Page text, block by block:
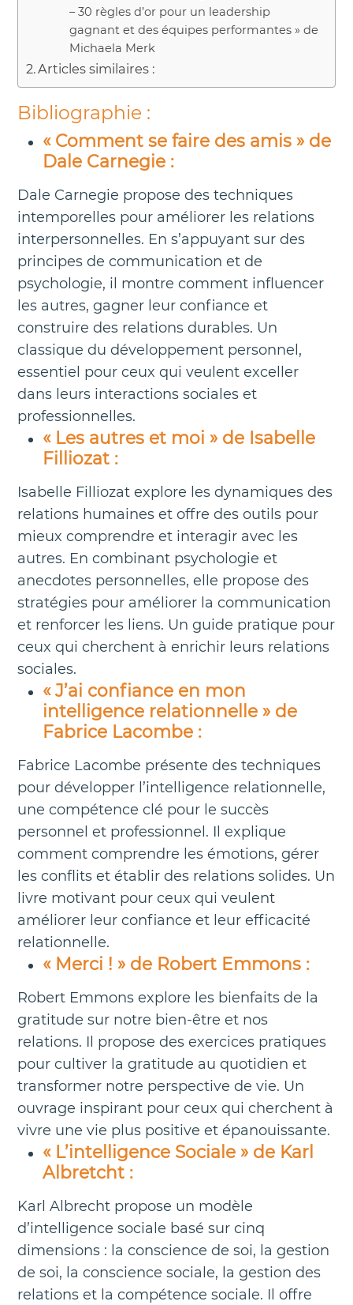
– 30 règles d’or pour un leadership
gagnant et des équipes performantes » de
Michaela Merk
Articles similaires :
Bibliographie :
« Comment se faire des amis » de
Dale Carnegie :
Dale Carnegie propose des techniques
intemporelles pour améliorer les relations
interpersonnelles. En s’appuyant sur des
principes de communication et de
psychologie, il montre comment influencer
les autres, gagner leur confiance et
construire des relations durables. Un
classique du développement personnel,
essentiel pour ceux qui veulent exceller
dans leurs interactions sociales et
professionnelles.
« Les autres et moi » de Isabelle
Filliozat :
Isabelle Filliozat explore les dynamiques des
relations humaines et offre des outils pour
mieux comprendre et interagir avec les
autres. En combinant psychologie et
anecdotes personnelles, elle propose des
stratégies pour améliorer la communication
et renforcer les liens. Un guide pratique pour
ceux qui cherchent à enrichir leurs relations
sociales.
« J’ai confiance en mon
intelligence relationnelle » de
Fabrice Lacombe :
Fabrice Lacombe présente des techniques
pour développer l’intelligence relationnelle,
une compétence clé pour le succès
personnel et professionnel. Il explique
comment comprendre les émotions, gérer
les conflits et établir des relations solides. Un
livre motivant pour ceux qui veulent
améliorer leur confiance et leur efficacité
relationnelle.
« Merci ! » de Robert Emmons :
Robert Emmons explore les bienfaits de la
gratitude sur notre bien-être et nos
relations. Il propose des exercices pratiques
pour cultiver la gratitude au quotidien et
transformer notre perspective de vie. Un
ouvrage inspirant pour ceux qui cherchent à
vivre une vie plus positive et épanouissante.
« L’intelligence Sociale » de Karl
Albretcht :
Karl Albrecht propose un modèle
d’intelligence sociale basé sur cinq
dimensions : la conscience de soi, la gestion
de soi, la conscience sociale, la gestion des
relations et la compétence sociale. Il offre